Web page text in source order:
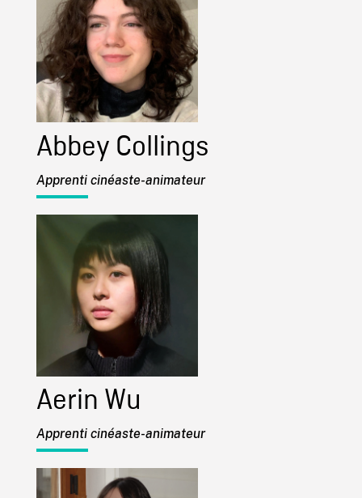
Abbey Collings
Apprenti cinéaste-animateur
Aerin Wu
Apprenti cinéaste-animateur